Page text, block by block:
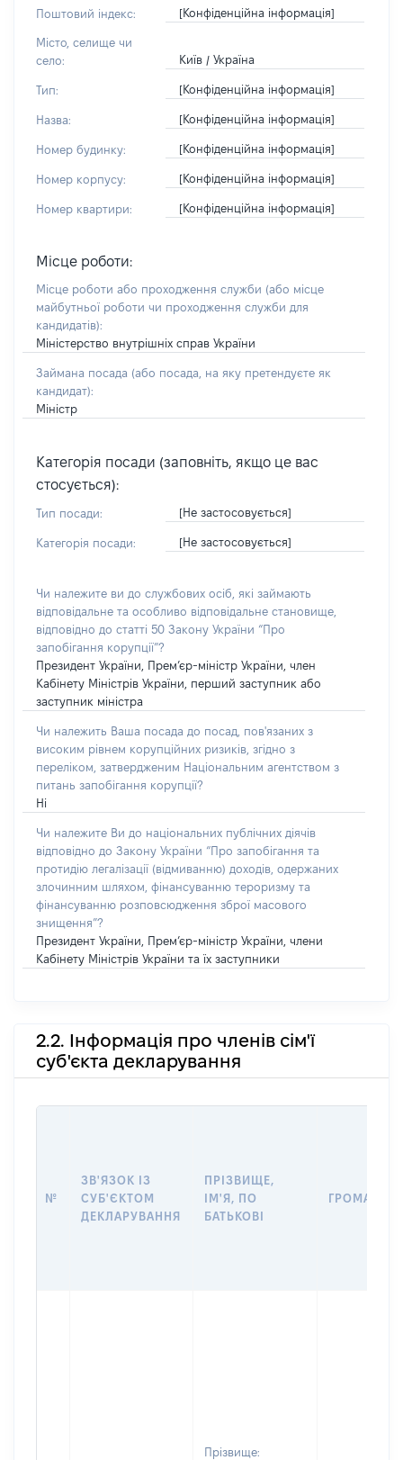
Поштовий індекс: [Конфіденційна інформація]
Місто, селище чи
село:
Київ / Україна
Тип: [Конфіденційна інформація]
Назва: [Конфіденційна інформація]
Номер будинку: [Конфіденційна інформація]
Номер корпусу: [Конфіденційна інформація]
Номер квартири: [Конфіденційна інформація]
Місце роботи:
Місце роботи або проходження служби (або місце
майбутньої роботи чи проходження служби для
кандидатів):
Міністерство внутрішніх справ України
Займана посада (або посада, на яку претендуєте як
кандидат):
Міністр
Категорія посади (заповніть, якщо це вас
стосується):
Тип посади: [Не застосовується]
Категорія посади: [Не застосовується]
Чи належите ви до службових осіб, які займають
відповідальне та особливо відповідальне становище,
відповідно до статті 50 Закону України “Про
запобігання корупції”?
Президент України, Прем’єр-міністр України, член
Кабінету Міністрів України, перший заступник або
заступник міністра
Чи належить Ваша посада до посад, пов'язаних з
високим рівнем корупційних ризиків, згідно з
переліком, затвердженим Національним агентством з
питань запобігання корупції?
Ні
Чи належите Ви до національних публічних діячів
відповідно до Закону України “Про запобігання та
протидію легалізації (відмиванню) доходів, одержаних
злочинним шляхом, фінансуванню тероризму та
фінансуванню розповсюдження зброї масового
знищення”?
Президент України, Прем’єр-міністр України, члени
Кабінету Міністрів України та їх заступники
2.2. Інформація про членів сім'ї
суб'єкта декларування
№
ЗВ'ЯЗОК ІЗ
СУБ'ЄКТОМ
ДЕКЛАРУВАННЯ
ПРІЗВИЩЕ,
ІМ'Я, ПО
БАТЬКОВІ
Прізвище: